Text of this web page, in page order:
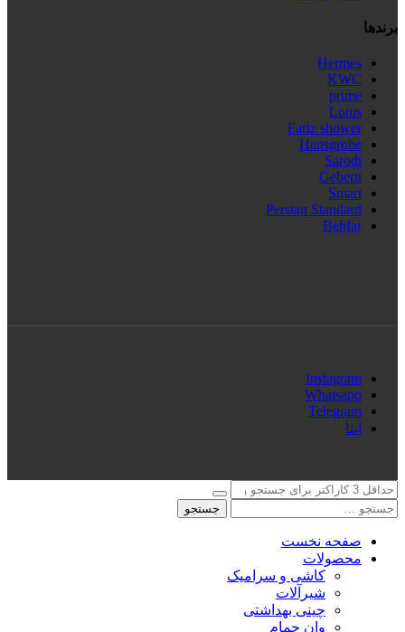
برندها
Hermes
KWC
prime
Lotus
Fariz shower
Hansgrobe
Sarodi
Geberit
Smart
Persian Standard
Behfar
Instagram
Whatsapp
Telegram
ایتا
جستجو
صفحه نخست
محصولات
کاشی و سرامیک
شیرآلات
چینی بهداشتی
وان حمام